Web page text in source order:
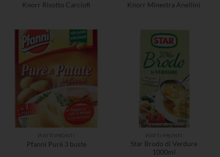
Knorr Risotto Carciofi Knorr Minestra Anellini
PIATTI PRONTI
Pfanni Purè 3 buste
PIATTI PRONTI
Star Brodo di Verdure
1000ml